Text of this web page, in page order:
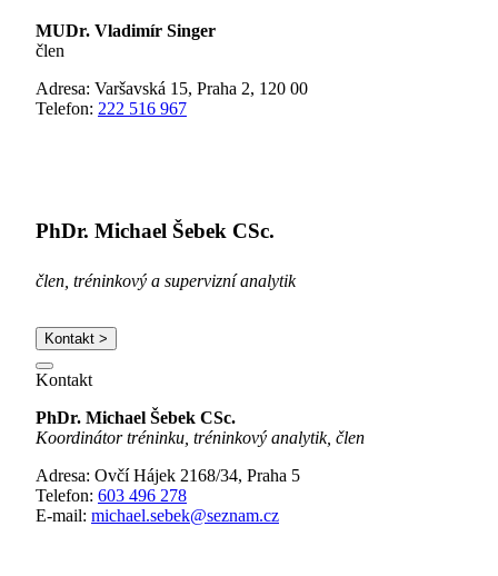
MUDr. Vladimír Singer
člen
Adresa: Varšavská 15, Praha 2, 120 00
Telefon: 222 516 967
PhDr. Michael Šebek CSc.
člen, tréninkový a supervizní analytik
Kontakt >
Kontakt
PhDr. Michael Šebek CSc.
Koordinátor tréninku, tréninkový analytik, člen
Adresa: Ovčí Hájek 2168/34, Praha 5
Telefon: 603 496 278
E-mail: michael.sebek@seznam.cz